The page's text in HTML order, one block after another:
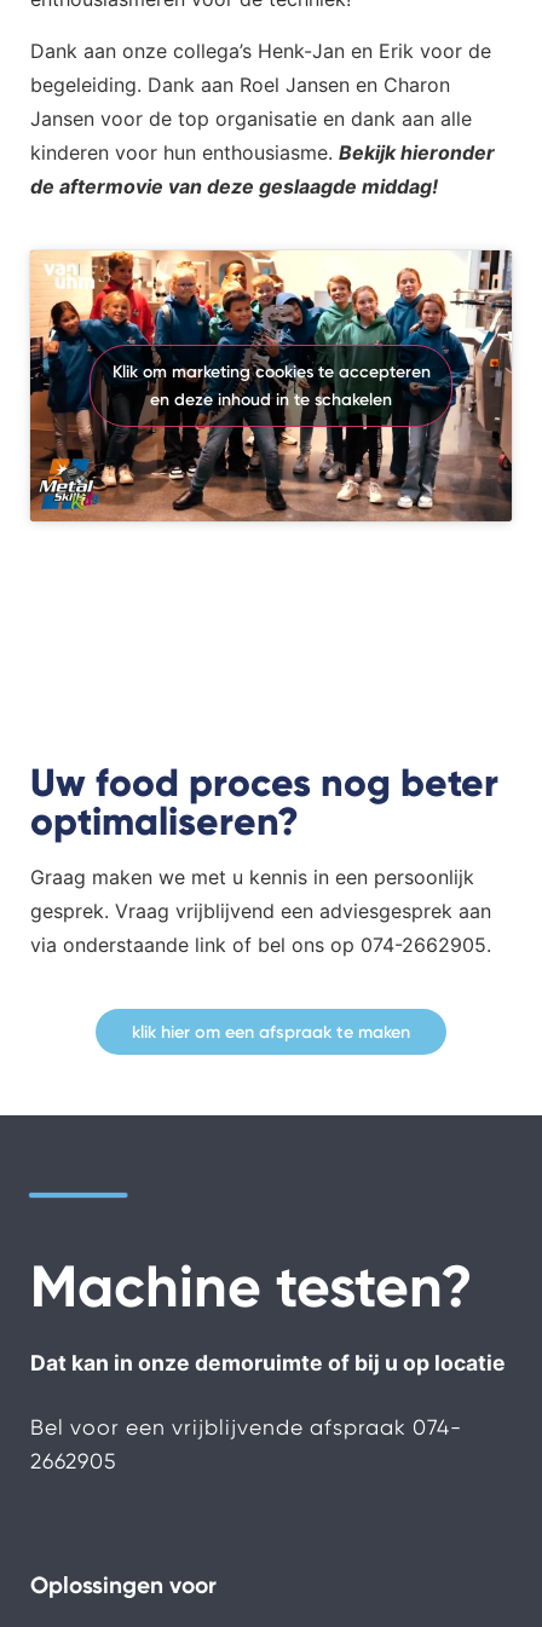
Dank aan onze collega’s Henk-Jan en Erik voor de
begeleiding. Dank aan Roel Jansen en Charon
Jansen voor de top organisatie en dank aan alle
kinderen voor hun enthousiasme. Bekijk hieronder
de aftermovie van deze geslaagde middag!
Klik om marketing cookies te accepteren
en deze inhoud in te schakelen
Uw food proces nog beter
optimaliseren?
Graag maken we met u kennis in een persoonlijk
gesprek. Vraag vrijblijvend een adviesgesprek aan
via onderstaande link of bel ons op 074-2662905.
klik hier om een afspraak te maken
Machine testen?
Dat kan in onze demoruimte of bij u op locatie
Bel voor een vrijblijvende afspraak 074-
2662905
Oplossingen voor